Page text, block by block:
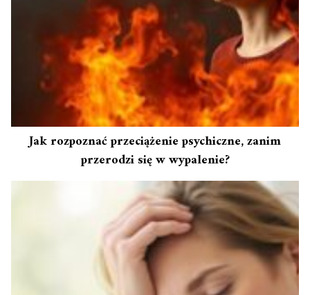
Jak rozpoznać przeciążenie psychiczne, zanim
przerodzi się w wypalenie?